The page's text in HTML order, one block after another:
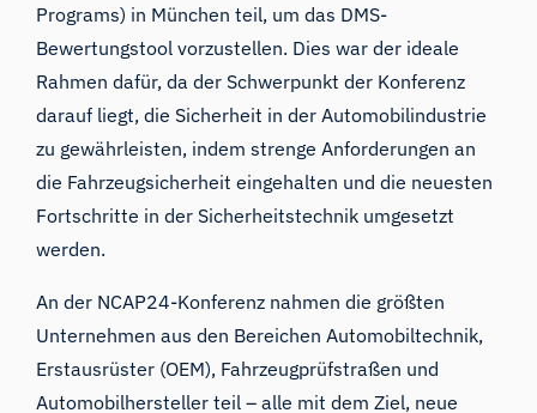
Programs) in München teil, um das DMS-
Bewertungstool vorzustellen. Dies war der ideale
Rahmen dafür, da der Schwerpunkt der Konferenz
darauf liegt, die Sicherheit in der Automobilindustrie
zu gewährleisten, indem strenge Anforderungen an
die Fahrzeugsicherheit eingehalten und die neuesten
Fortschritte in der Sicherheitstechnik umgesetzt
werden.
An der NCAP24-Konferenz nahmen die größten
Unternehmen aus den Bereichen Automobiltechnik,
Erstausrüster (OEM), Fahrzeugprüfstraßen und
Automobilhersteller teil – alle mit dem Ziel, neue